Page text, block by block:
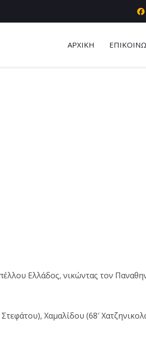
ΑΡΧΙΚΗ
Ελλάδος, νικώντας τον
Χαμαλίδου (68′